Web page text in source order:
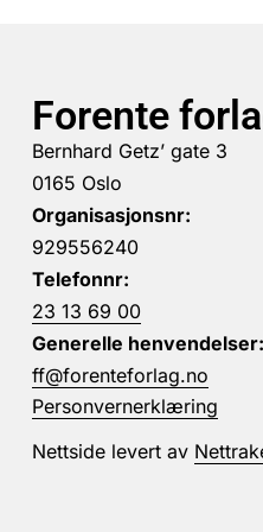
Forente
Bernhard Getz’ gate 3
0165 Oslo
Organisasjonsnr:
929556240
Telefonnr:
23 13 69 00
Generelle henvendelser:
ff@forenteforlag.no
Personvernerklæring
Nettside levert av